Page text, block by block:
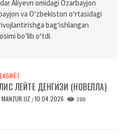
Aliyevn omidagi Ozarbayjon
va O‘zbekiston o‘rtasidagi
bag‘ishlangan
bo‘lib o‘tdi.
ЛЕЙТЕ ДЕНГИЗИ (НОВЕЛЛА)
MANZUR.UZ /10.04.2026 388